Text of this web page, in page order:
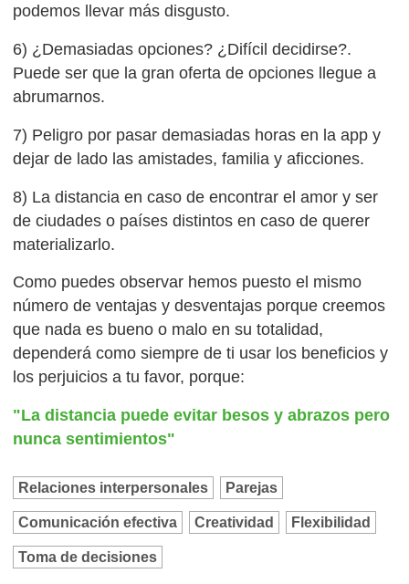
podemos llevar más disgusto.
6) ¿Demasiadas opciones? ¿Difícil decidirse?.
Puede ser que la gran oferta de opciones llegue a
abrumarnos.
7) Peligro por pasar demasiadas horas en la app y
dejar de lado las amistades, familia y aficciones.
8) La distancia en caso de encontrar el amor y ser
de ciudades o países distintos en caso de querer
materializarlo.
Como puedes observar hemos puesto el mismo
número de ventajas y desventajas porque creemos
que nada es bueno o malo en su totalidad,
dependerá como siempre de ti usar los beneficios y
los perjuicios a tu favor, porque:
"La distancia puede evitar besos y abrazos pero
nunca sentimientos"
Relaciones interpersonales Parejas
Comunicación efectiva Creatividad Flexibilidad
Toma de decisiones